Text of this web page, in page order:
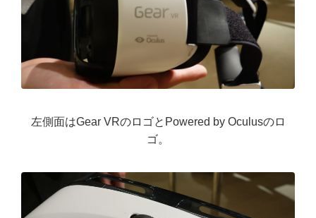
左側面はGear VRのロゴとPowered by Oculusのロ
ゴ。